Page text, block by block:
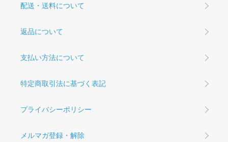
配送・送料について
返品について
支払い方法について
特定商取引法に基づく表記
プライバシーポリシー
メルマガ登録・解除